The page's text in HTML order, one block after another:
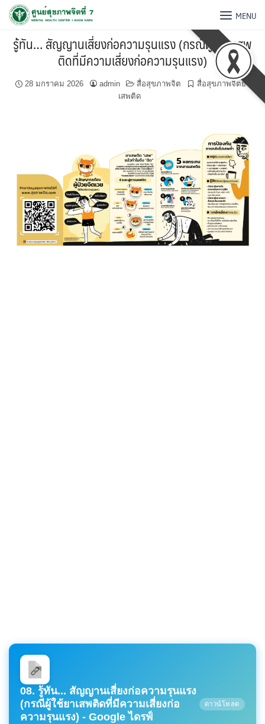
MENU
รู้ทัน… สัญญานเสี่ยงก่อความรุนแรง (กรณีผู้ใช้ยาเสพ
ติดที่มีความเสี่ยงก่อความรุนแรง)
28 มกราคม 2026 admin สื่อสุขภาพจิต
สื่อสุขภาพจิตยา
เสพติด
08. รู้ทัน... สัญญานเสี่ยงก่อความรุนแรง
(กรณีผู้ใช้ยาเสพติดที่มีความเสี่ยงก่อ
ความรุนแรง) - Google ไดรฟ์
ดาวน์โหลด